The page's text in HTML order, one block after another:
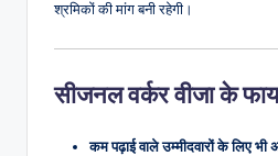
श्रमिकों की मांग बनी रहेगी।
सीजनल वर्कर वीजा के
कम पढ़ाई वाले उम्मीदवारों के लिए भी